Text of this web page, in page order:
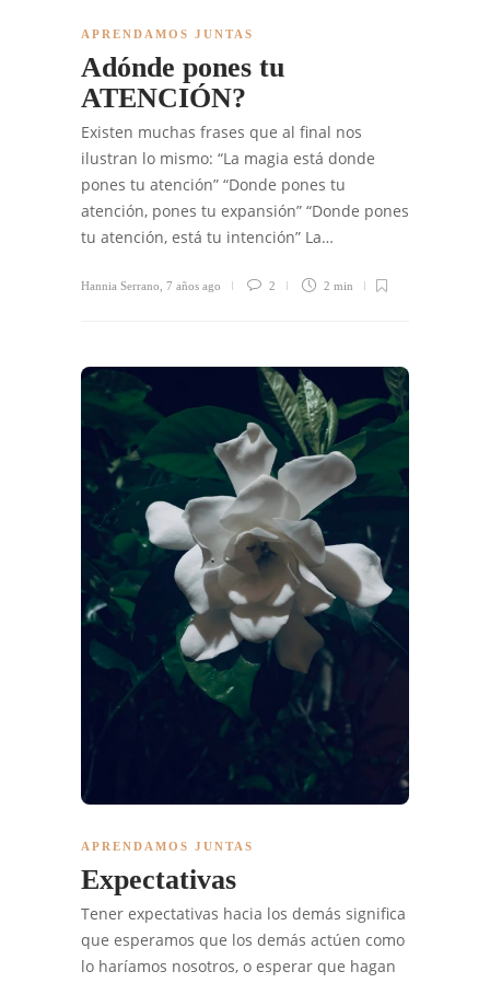
APRENDAMOS JUNTAS
Adónde pones tu
ATENCIÓN?
Existen muchas frases que al final nos
ilustran lo mismo: “La magia está donde
pones tu atención” “Donde pones tu
atención, pones tu expansión” “Donde pones
tu atención, está tu intención” La…
Hannia Serrano 7 años ago 2 2 min
APRENDAMOS JUNTAS
Expectativas
Tener expectativas hacia los demás significa
que esperamos que los demás actúen como
lo haríamos nosotros, o esperar que hagan